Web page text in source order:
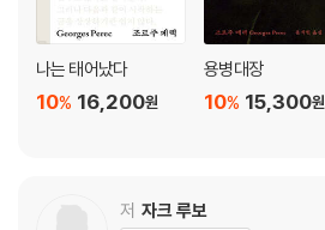
나는 태어났다
16,200원
10%
용병대장
15,300원
10%
저 자크 루보